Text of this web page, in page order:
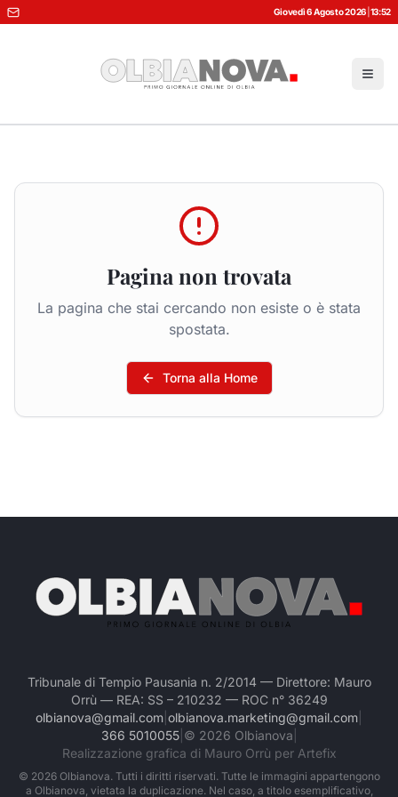
Giovedì 6 Agosto 2026 13:52
Pagina non trovata
La pagina che stai cercando non esiste o è stata
spostata.
Torna alla Home
Tribunale di Tempio Pausania n. 2/2014 — Direttore: Mauro
Orrù — REA: SS – 210232 — ROC n° 36249
olbianova@gmail.com olbianova.marketing@gmail.com
366 5010055| © 2026 Olbianova
Realizzazione grafica di Mauro Orrù per Artefix
© 2026Olbianova. Tutti i diritti riservati. Tutte le immagini appartengono
a Olbianova, vietata la duplicazione. Nel caso, a titolo esemplificativo,